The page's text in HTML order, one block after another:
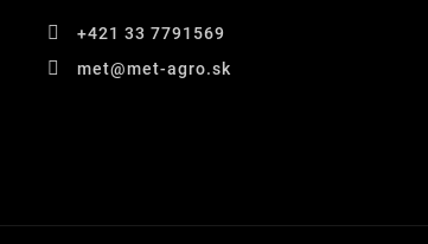
+421 33 7791569
met@met-agro.sk